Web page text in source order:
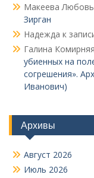
Макеева
Зирган
Надежда к
Галина Комирняя
убиенных на
согрешения».
Иванович)
Архивы
Август 2026
Июль 2026